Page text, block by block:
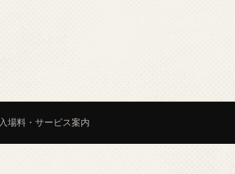
入場料・サービス案内